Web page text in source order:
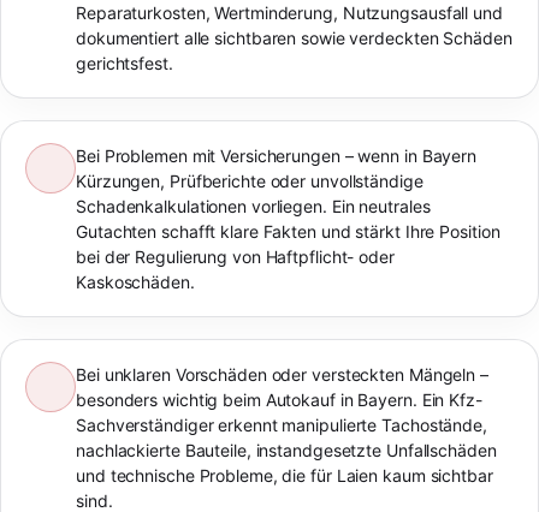
Reparaturkosten, Wertminderung, Nutzungsausfall und
dokumentiert alle sichtbaren sowie verdeckten Schäden
gerichtsfest.
Bei Problemen mit Versicherungen – wenn in Bayern
Kürzungen, Prüfberichte oder unvollständige
Schadenkalkulationen vorliegen. Ein neutrales
Gutachten schafft klare Fakten und stärkt Ihre Position
bei der Regulierung von Haftpflicht- oder
Kaskoschäden.
Bei unklaren Vorschäden oder versteckten Mängeln –
besonders wichtig beim Autokauf in Bayern. Ein Kfz-
Sachverständiger erkennt manipulierte Tachostände,
nachlackierte Bauteile, instandgesetzte Unfallschäden
und technische Probleme, die für Laien kaum sichtbar
sind.